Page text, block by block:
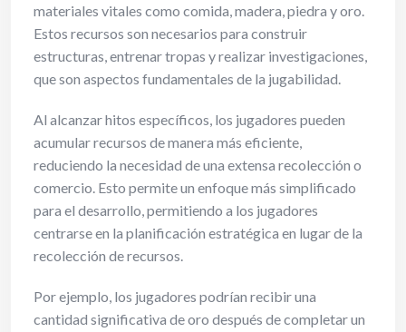
materiales vitales como comida, madera, piedra y oro.
Estos recursos son necesarios para construir
estructuras, entrenar tropas y realizar investigaciones,
que son aspectos fundamentales de la jugabilidad.
Al alcanzar hitos específicos, los jugadores pueden
acumular recursos de manera más eficiente,
reduciendo la necesidad de una extensa recolección o
comercio. Esto permite un enfoque más simplificado
para el desarrollo, permitiendo a los jugadores
centrarse en la planificación estratégica en lugar de la
recolección de recursos.
Por ejemplo, los jugadores podrían recibir una
cantidad significativa de oro después de completar un